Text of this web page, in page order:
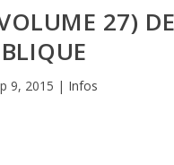
27)
9, 2015 | Infos